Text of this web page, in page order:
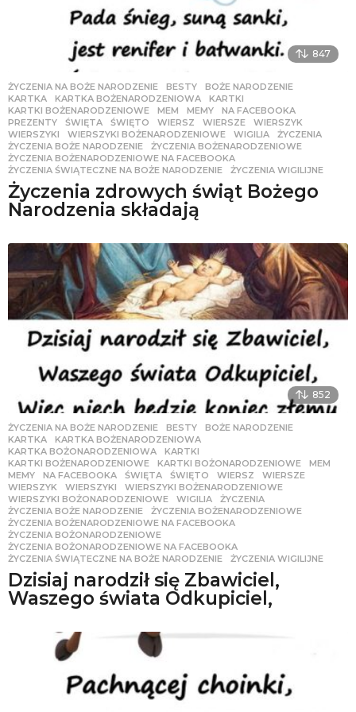
847
ŻYCZENIA NA BOŻE NARODZENIE BESTY ,BOŻE NARODZENIE
KARTKA
,KARTKA BOŻENARODZENIOWA ,KARTKI
KARTKI BOŻENARODZENIOWE
,MEM ,MEMY ,NA FACEBOOKA
PREZENTY
,ŚWIĘTA ,ŚWIĘTO ,WIERSZ ,WIERSZE ,WIERSZYK
WIERSZYKI
,WIERSZYKI BOŻENARODZENIOWE ,WIGILIA ,ŻYCZENIA
ŻYCZENIA BOŻE NARODZENIE
,ŻYCZENIA BOŻENARODZENIOWE
ŻYCZENIA BOŻENARODZENIOWE NA FACEBOOKA
ŻYCZENIA ŚWIĄTECZNE NA BOŻE NARODZENIE
,ŻYCZENIA WIGILIJNE
Życzenia zdrowych świąt Bożego
Narodzenia składają
852
ŻYCZENIA NA BOŻE NARODZENIE BESTY ,BOŻE NARODZENIE
KARTKA
,KARTKA BOŻENARODZENIOWA
KARTKA BOŻONARODZENIOWA
,KARTKI
KARTKI BOŻENARODZENIOWE
,KARTKI BOŻONARODZENIOWE ,MEM
MEMY
,NA FACEBOOKA ,ŚWIĘTA ,ŚWIĘTO ,WIERSZ ,WIERSZE
WIERSZYK
,WIERSZYKI ,WIERSZYKI BOŻENARODZENIOWE
WIERSZYKI BOŻONARODZENIOWE
,WIGILIA ,ŻYCZENIA
ŻYCZENIA BOŻE NARODZENIE
,ŻYCZENIA BOŻENARODZENIOWE
ŻYCZENIA BOŻENARODZENIOWE NA FACEBOOKA
ŻYCZENIA BOŻONARODZENIOWE
ŻYCZENIA BOŻONARODZENIOWE NA FACEBOOKA
ŻYCZENIA ŚWIĄTECZNE NA BOŻE NARODZENIE
,ŻYCZENIA WIGILIJNE
Dzisiaj narodził się Zbawiciel,
Waszego świata Odkupiciel,